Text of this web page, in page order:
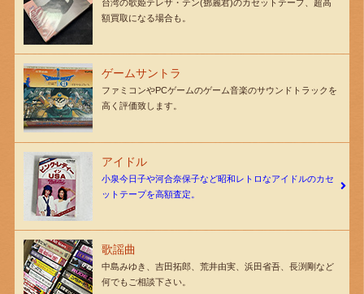
台湾の歌姫テレサ・テン(鄧麗君)のカセットテープ、超高
額買取になる場合も。
ゲームサントラ
ファミコンやPCゲームのゲーム音楽のサウンドトラックを
高く評価致します。
アイドル
小泉今日子や河合奈保子など昭和レトロなアイドルのカセ
ットテープを高額査定。
歌謡曲
中島みゆき、吉田拓郎、荒井由実、浜田省吾、長渕剛など
何でもご相談下さい。